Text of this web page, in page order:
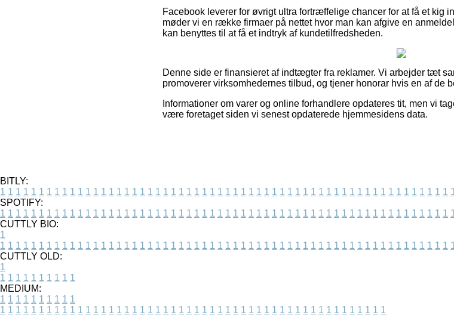
Facebook leverer for øvrigt ultra fortræffelige chancer for at få et kig
møder vi en række firmaer på nettet hvor man kan afgive en
kan benyttes til at få et indtryk af kundetilfredsheden.
Denne side er finansieret af indtægter fra reklamer. Vi arbejder tæt
promoverer virksomhedernes tilbud, og tjener honorar hvis en af de
Informationer om varer og online forhandlere opdateres tit, men vi
være foretaget siden vi senest opdaterede hjemmesidens data.
BITLY:
1 1 1 1 1 1 1 1 1 1 1 1 1 1 1 1 1 1 1 1 1 1 1 1 1 1 1 1 1 1 1 1 1 1 1 1 1 1 1 1 1 1 1 1 1 1 1 1 1 1 1 1 1 1 1 1 1 1
SPOTIFY:
1 1 1 1 1 1 1 1 1 1 1 1 1 1 1 1 1 1 1 1 1 1 1 1 1 1 1 1 1 1 1 1 1 1 1 1 1 1 1 1 1 1 1 1 1 1 1 1 1 1 1 1 1 1 1 1 1 1
CUTTLY BIO:
1
1 1 1 1 1 1 1 1 1 1 1 1 1 1 1 1 1 1 1 1 1 1 1 1 1 1 1 1 1 1 1 1 1 1 1 1 1 1 1 1 1 1 1 1 1 1 1 1 1 1 1 1 1 1 1 1 1 1
CUTTLY OLD:
1
1 1 1 1 1 1 1 1 1 1
MEDIUM:
1 1 1 1 1 1 1 1 1 1
1 1 1 1 1 1 1 1 1 1 1 1 1 1 1 1 1 1 1 1 1 1 1 1 1 1 1 1 1 1 1 1 1 1 1 1 1 1 1 1 1 1 1 1 1 1 1 1 1 1